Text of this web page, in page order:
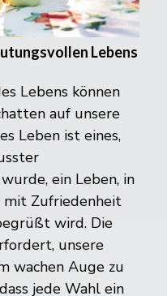
Lebens
Lebens können
auf unsere
Leben ist eines,
ein Leben, in
mit Zufriedenheit
wird. Die
unsere
wachen Auge zu
jede Wahl ein